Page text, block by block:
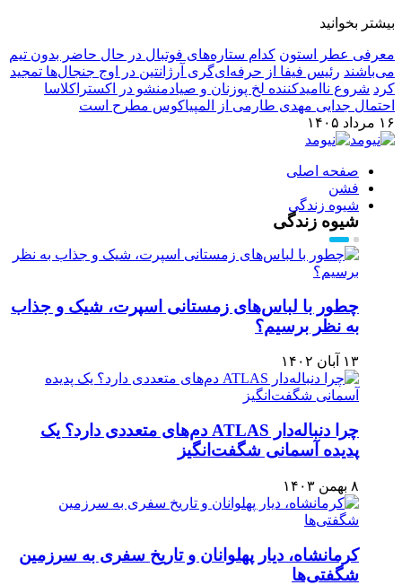
بیشتر بخوانید
معرفی عطر استون کدام ستاره‌های فوتبال در حال حاضر بدون تیم
می‌باشند رئیس فیفا از حرفه‌ای‌گری آرژانتین در اوج جنجال‌ها تمجید
کرد شروع ناامیدکننده لخ پوزنان و صیادمنشو در اکستراکلاسا
احتمال جدایی مهدی طارمی از المپیاکوس مطرح است
۱۶ مرداد ۱۴۰۵
صفحه اصلی
فشن
شیوه زندگی
شیوه زندگی
چطور با لباس‌های زمستانی اسپرت، شیک و جذاب
به نظر برسیم؟
۱۳ آبان ۱۴۰۲
چرا دنباله‌دار ATLAS دم‌های متعددی دارد؟ یک
پدیده آسمانی شگفت‌انگیز
۸ بهمن ۱۴۰۳
کرمانشاه، دیار پهلوانان و تاریخ سفری به سرزمین
شگفتی‌ها